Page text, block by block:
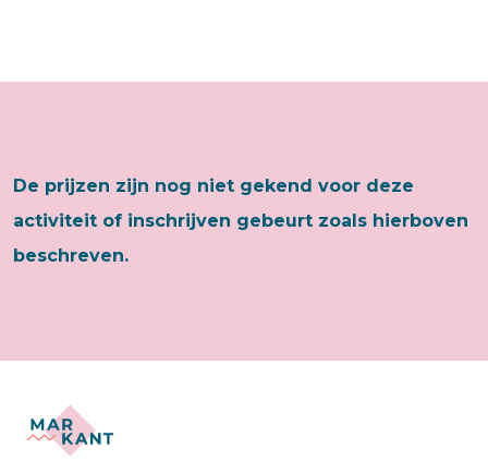
De prijzen zijn nog niet gekend voor deze
activiteit of inschrijven gebeurt zoals hierboven
beschreven.